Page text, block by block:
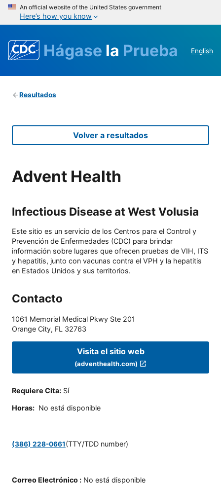
An official website of the United States government
Here’s how you know
Hágase la Prueba English
Resultados
Volver a resultados
Advent Health
Infectious Disease at West Volusia
Este sitio es un servicio de los Centros para el Control y
Prevención de Enfermedades (CDC) para brindar
información sobre lugares que ofrecen pruebas de VIH, ITS
y hepatitis, junto con vacunas contra el VPH y la hepatitis
en Estados Unidos y sus territorios.
Contacto
1061 Memorial Medical Pkwy Ste 201
Orange City, FL 32763
Visita el sitio web
(adventhealth.com)
Requiere Cita: Sí
Horas: No está disponible
(386) 228-0661(TTY/TDD number)
Correo Electrónico : No está disponible